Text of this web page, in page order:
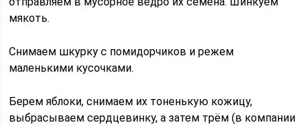
мякоть.
Снимаем шкурку с помидорчиков и режем
маленькими кусочками.
Берем яблоки, снимаем их тоненькую кожицу,
выбрасываем сердцевинку, а затем трём (в компании